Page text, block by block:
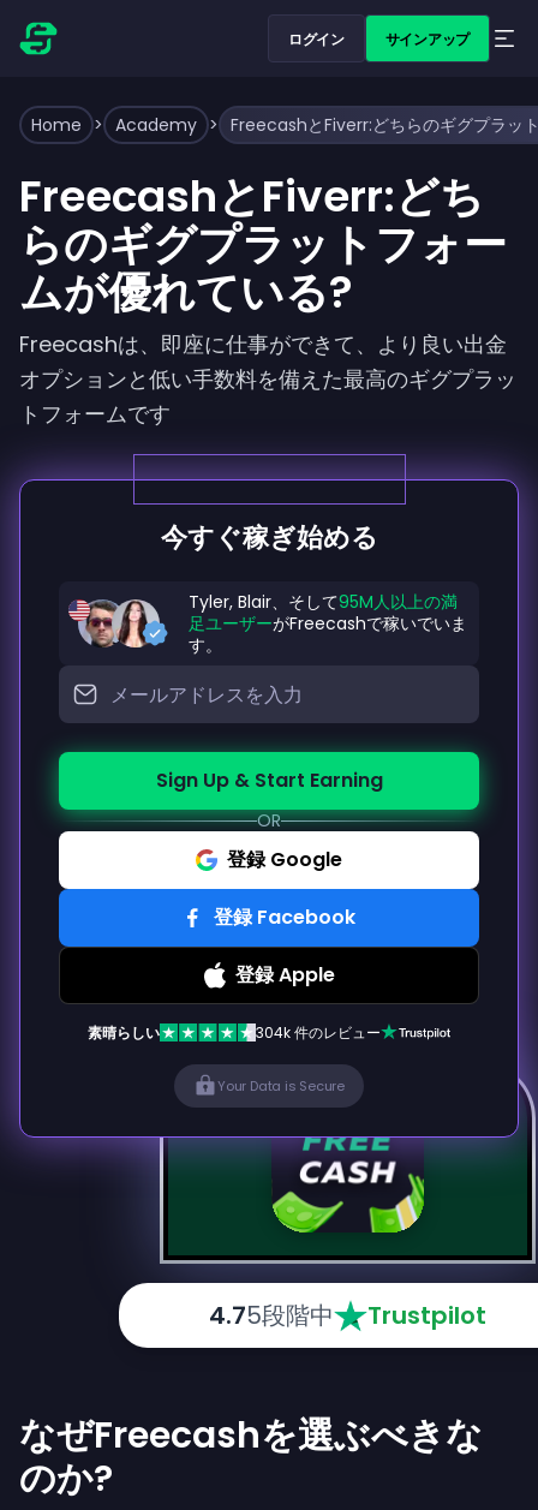
ログイン サインアップ
Home > Academy > FreecashとFiverr:どちらのギグプラッ
4.75段階中 Trustpilot
今すぐ稼ぎ始める
Tyler, Blair、そして95M人以上の満
足ユーザーがFreecashで稼いでいま
す。
Sign Up & Start Earning
OR
登録 Google
登録 Facebook
登録 Apple
素晴らしい 304k 件のレビュー
Your Data is Secure
FreecashとFiverr:どち
らのギグプラットフォー
ムが優れている?
Freecashは、即座に仕事ができて、より良い出金
オプションと低い手数料を備えた最高のギグプラッ
トフォームです
なぜFreecashを選ぶべきな
のか?